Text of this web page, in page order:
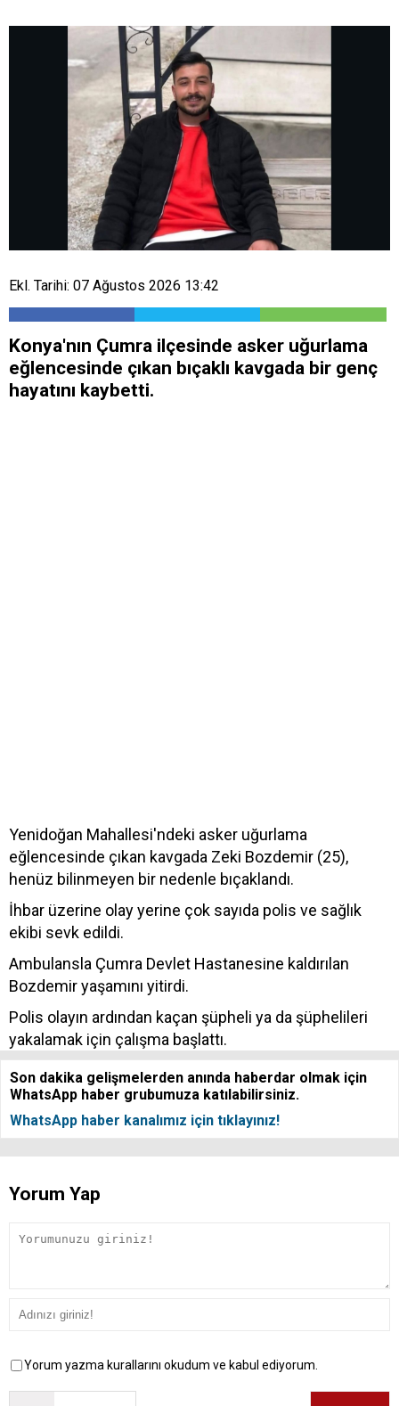
Ekl. Tarihi: 07 Ağustos 2026 13:42
Konya'nın Çumra ilçesinde asker uğurlama
eğlencesinde çıkan bıçaklı kavgada bir genç
hayatını kaybetti.
Yenidoğan Mahallesi'ndeki asker uğurlama
eğlencesinde çıkan kavgada Zeki Bozdemir (25),
henüz bilinmeyen bir nedenle bıçaklandı.
İhbar üzerine olay yerine çok sayıda polis ve sağlık
ekibi sevk edildi.
Ambulansla Çumra Devlet Hastanesine kaldırılan
Bozdemir yaşamını yitirdi.
Polis olayın ardından kaçan şüpheli ya da şüphelileri
yakalamak için çalışma başlattı.
Son dakika gelişmelerden anında haberdar olmak için
WhatsApp haber grubumuza katılabilirsiniz.
WhatsApp haber kanalımız için tıklayınız!
Yorum Yap
Yorum yazma kurallarını okudum ve kabul ediyorum.